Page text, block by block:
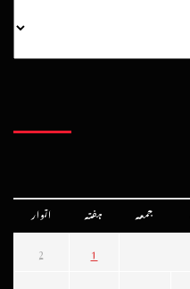
جمعہ ہفتہ اتوار
1
2